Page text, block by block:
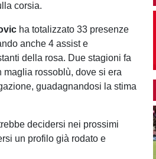
corsia.
ha totalizzato 33 presenze
anche 4 assist e
della rosa. Due stagioni fa
rossoblù, dove si era
guadagnandosi la stima
decidersi nei prossimi
un profilo già rodato e